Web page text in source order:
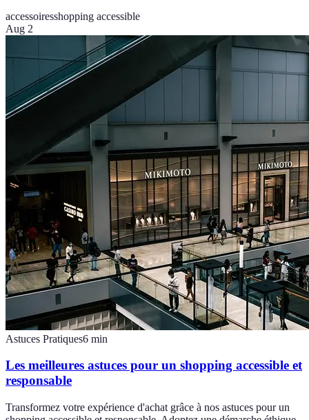
accessoiresshopping accessible
Aug 2
Astuces Pratiques6 min
Les meilleures astuces pour un shopping accessible et
responsable
Transformez votre expérience d'achat grâce à nos astuces pour un